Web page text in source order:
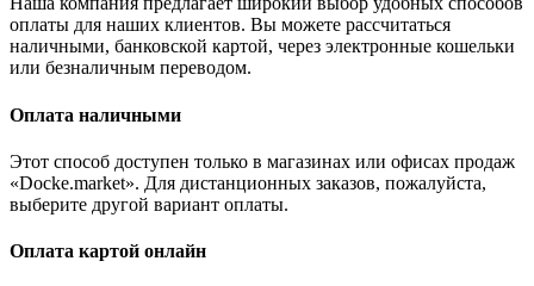
оплаты для наших клиентов. Вы можете рассчитаться
наличными, банковской картой, через электронные кошельки
или безналичным переводом.
Оплата наличными
Этот способ доступен только в магазинах или офисах продаж
«Docke.market». Для дистанционных заказов, пожалуйста,
выберите другой вариант оплаты.
Оплата картой онлайн